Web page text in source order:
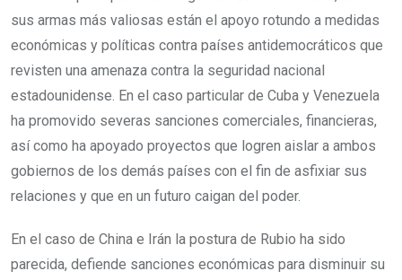
sus armas más valiosas están el apoyo rotundo a medidas
económicas y políticas contra países antidemocráticos que
revisten una amenaza contra la seguridad nacional
estadounidense. En el caso particular de Cuba y Venezuela
ha promovido severas sanciones comerciales, financieras,
así como ha apoyado proyectos que logren aislar a ambos
gobiernos de los demás países con el fin de asfixiar sus
relaciones y que en un futuro caigan del poder.
En el caso de China e Irán la postura de Rubio ha sido
parecida, defiende sanciones económicas para disminuir su